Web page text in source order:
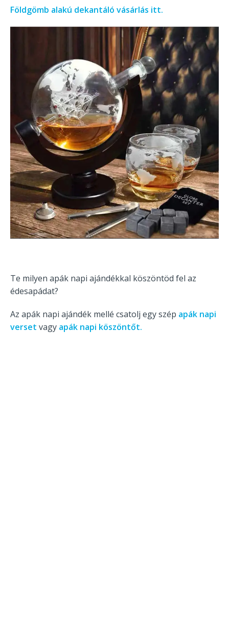
Földgömb alakú dekantáló vásárlás itt.
Te milyen apák napi ajándékkal köszöntöd fel az
édesapádat?
Az apák napi ajándék mellé csatolj egy szép apák napi
verset vagy apák napi köszöntőt.